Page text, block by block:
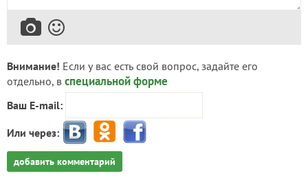
Внимание! Если у вас есть свой вопрос, задайте его
отдельно, в специальной форме
Ваш E-mail:
Или через:
добавить комментарий